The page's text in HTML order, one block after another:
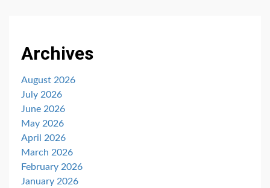
Archives
August 2026
July 2026
June 2026
May 2026
April 2026
March 2026
February 2026
January 2026